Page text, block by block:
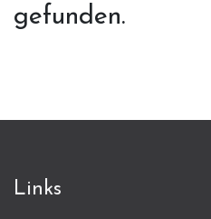
gefunden.
Links